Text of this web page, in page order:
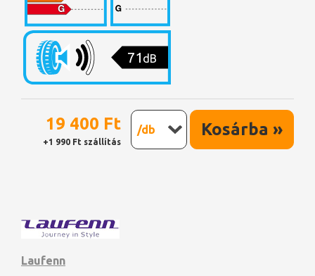
71 dB
19 400 Ft
+1 990 Ft szállítás
/db Kosárba »
Laufenn